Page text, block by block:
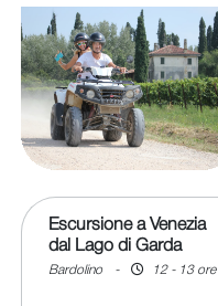
Escursione a Venezia
dal Lago di Garda
Bardolino - 12 - 13 ore